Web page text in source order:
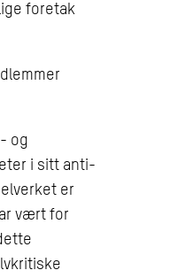
foretak
og
i sitt anti-
er
vært for